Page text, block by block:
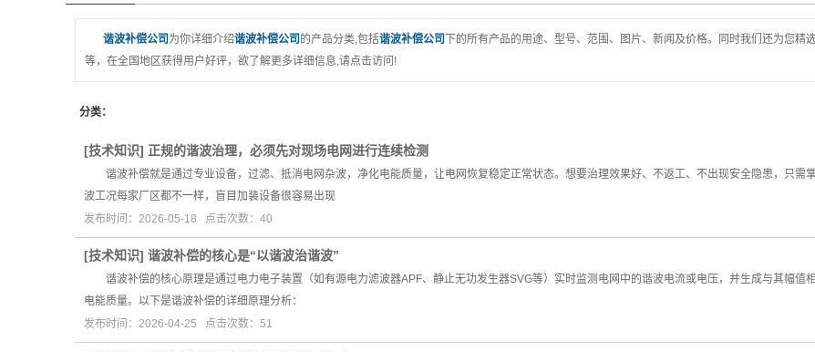
谐波补偿公司 为你详细介绍谐波补偿公司 的产品分类,包括谐波补偿公司 下的所有产品的用途、型号、范围、图片、新闻及价格。同时我们还为您精
等，在全国地区获得用户好评，欲了解更多详细信息,请点击访问!
分类：
[技术知识] 正规的谐波治理，必须先对现场电网进行连续检测
谐波补偿就是通过专业设备，过滤、抵消电网杂波，净化电能质量，让电网恢复稳定正常状态。想要治理效果好、不返工、不出现安全隐患，
波工况每家厂区都不一样，盲目加装设备很容易出现
发布时间：2026-05-18 点击次数：40
[技术知识] 谐波补偿的核心是“以谐波治谐波”
谐波补偿的核心原理是通过电力电子装置（如有源电力滤波器APF、静止无功发生器SVG等）实时监测电网中的谐波电流或电压，并生成与其幅值
电能质量。以下是谐波补偿的详细原理分析：
发布时间：2026-04-25 点击次数：51